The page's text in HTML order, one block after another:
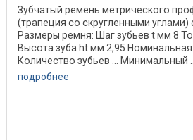
Зубчатый ремень метрического
(трапеция со скругленными углами)
Размеры ремня: Шаг зубьев t мм 8
Высота зуба ht мм 2,95 Номинальная
Количество зубьев ... Минимальный ...
подробнее